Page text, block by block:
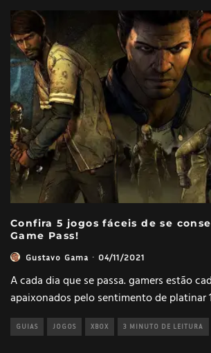
Confira 5 jogos fáceis de se
Game Pass!
Gustavo Gama · 04/11/2021
A cada dia que se passa. gamers estão
apaixonados pelo sentimento de platinar
GUIAS JOGOS XBOX 3 MINUTO DE LEITURA